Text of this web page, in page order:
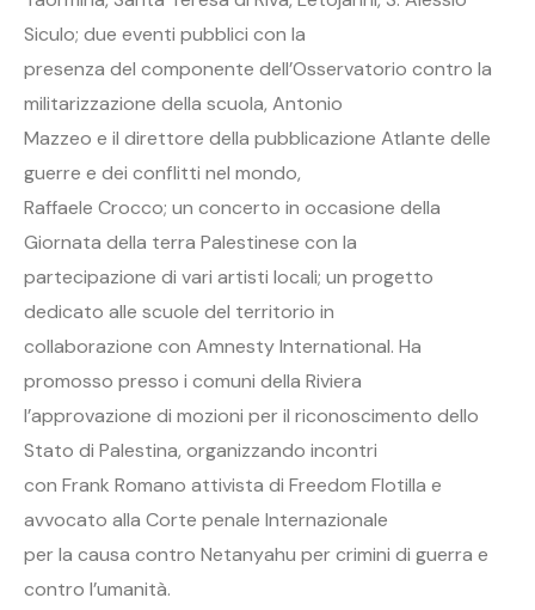
Siculo; due eventi pubblici con la
presenza del componente dell’Osservatorio contro la
militarizzazione della scuola, Antonio
Mazzeo e il direttore della pubblicazione Atlante delle
guerre e dei conflitti nel mondo,
Raffaele Crocco; un concerto in occasione della
Giornata della terra Palestinese con la
partecipazione di vari artisti locali; un progetto
dedicato alle scuole del territorio in
collaborazione con Amnesty International. Ha
promosso presso i comuni della Riviera
l’approvazione di mozioni per il riconoscimento dello
Stato di Palestina, organizzando incontri
con Frank Romano attivista di Freedom Flotilla e
avvocato alla Corte penale Internazionale
per la causa contro Netanyahu per crimini di guerra e
contro l’umanità.